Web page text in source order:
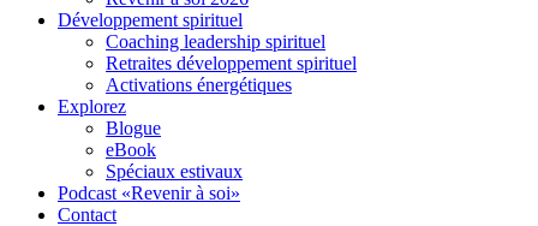
Développement spirituel
Coaching leadership spirituel
Retraites développement spirituel
Activations énergétiques
Explorez
Blogue
eBook
Spéciaux estivaux
Podcast «Revenir à soi»
Contact